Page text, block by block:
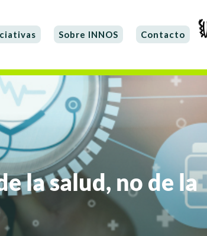
Sobre INNOS Contacto
la salud, no de la